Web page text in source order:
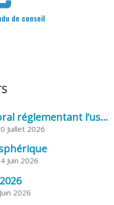
de conseil
Arrêté préfectoral réglementant l’usage de l’eau
Juillet 2026
Juin 2026
2026